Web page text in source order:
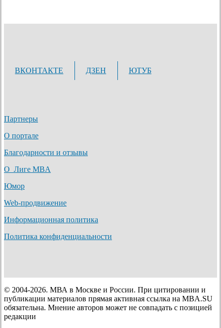
ВКОНТАКТЕ ДЗЕН ЮТУБ
Партнеры
О портале
Благодарности и отзывы
О Лиге MBA
Юмор
Web-продвижение
Информационная политика
Политика конфиденциальности
© 2004-2026. МВА в Москве и России. При цитировании и
публикации материалов прямая активная ссылка на MBA.SU
обязательна. Мнение авторов может не совпадать с позицией
редакции